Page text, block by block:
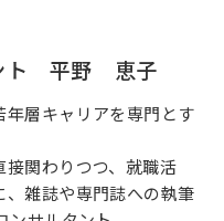
ト 平野 恵子
層キャリアを専門とす
関わりつつ、就職活
雑誌や専門誌への執筆